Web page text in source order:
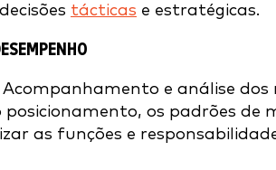
tácticas e estratégicas.
Acompanhamento e análise
os padrões de
as funções e